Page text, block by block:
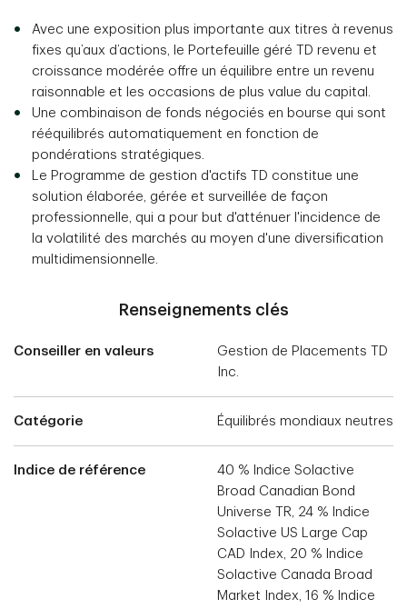
Avec une exposition plus importante aux titres à revenus
fixes qu’aux d’actions, le Portefeuille géré TD revenu et
croissance modérée offre un équilibre entre un revenu
raisonnable et les occasions de plus value du capital.
Une combinaison de fonds négociés en bourse qui sont
rééquilibrés automatiquement en fonction de
pondérations stratégiques.
Le Programme de gestion d'actifs TD constitue une
solution élaborée, gérée et surveillée de façon
professionnelle, qui a pour but d'atténuer l'incidence de
la volatilité des marchés au moyen d'une diversification
multidimensionnelle.
Renseignements clés
Conseiller en valeurs
Gestion de Placements TD
Inc.
Catégorie Équilibrés mondiaux neutres
Indice de référence
40 % Indice Solactive
Broad Canadian Bond
Universe TR, 24 % Indice
Solactive US Large Cap
CAD Index, 20 % Indice
Solactive Canada Broad
Market Index, 16 % Indice